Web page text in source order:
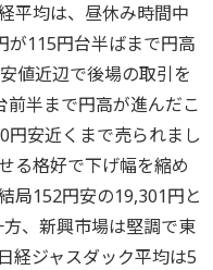
平均は、昼休み時間中
が115円台半ばまで円高
値近辺で後場の取引を
半まで円高が進んだこ
円安近くまで売られまし
る格好で下げ幅を縮め
局152円安の19,301円と
、新興市場は堅調で東
経ジャスダック平均は5